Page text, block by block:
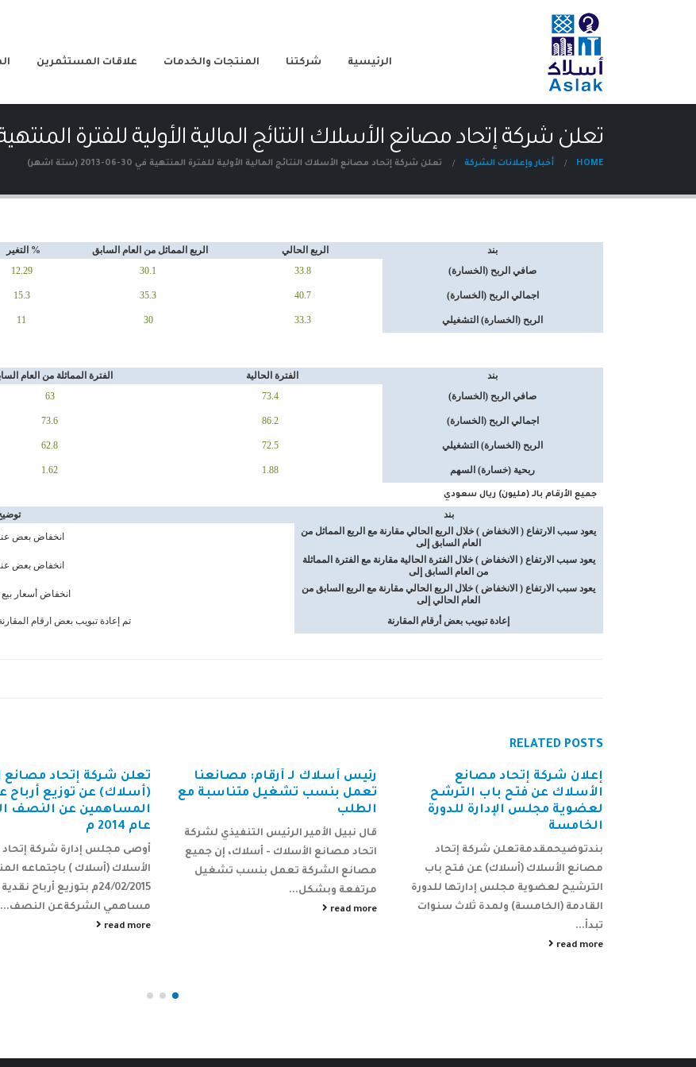
الرئيسية شركتنا المنتجات والخدمات علاقات المستثمرين
تعلن شركة إتحاد مصانع الأسلاك النتائج المالية الأولية للفترة المنتهية في 30-06-2013 (ستة
HOME أخبار وإعلانات الشركة تعلن شركة إتحاد مصانع الأسلاك النتائج المالية الأولية للفترة المنتهية في 30-06-2013 (ستة اشهر)
بند الربع الحالي الربع المماثل من العام السابق % التغير
صافي الربح (الخسارة)
33.8
30.1
12.29
اجمالي الربح (الخسارة) 40.7
35.3
15.3
الربح (الخسارة) التشغيلي 33.3
30
11
بند الفترة الحالية الفترة المماثلة من العام
صافي الربح (الخسارة)
73.4
63
اجمالي الربح (الخسارة) 86.2
73.6
الربح (الخسارة) التشغيلي 72.5
62.8
ربحية (خسارة) السهم 1.88
1.62
جميع الأرقام بالـ (مليون) ريال سعودي
بند
يعود سبب الارتفاع ( الانخفاض ) خلال الربع الحالي مقارنة مع الربع المماثل من
العام السابق إلى
انخفاض بعض
يعود سبب الارتفاع ( الانخفاض ) خلال الفترة الحالية مقارنة مع الفترة المماثلة
من العام السابق إلى
انخفاض بعض
يعود سبب الارتفاع ( الانخفاض ) خلال الربع الحالي مقارنة مع الربع السابق من
العام الحالي إلى
انخفاض أسعار
إعادة تبويب بعض أرقام المقارنة تم إعادة تبويب بعض ارقام
RELATED POSTS
إعلان شركة إتحاد مصانع
الأسلاك عن فتح باب الترشح
لعضوية مجلس الإدارة للدورة
الخامسة
بندتوضيحمقدمةتعلن شركة إتحاد
مصانع الأسلاك (أسلاك) عن فتح باب
الترشيح لعضوية مجلس إدارتها للدورة
القادمة (الخامسة) ولمدة ثلاث سنوات
تبدأ...
read more
رئيس أسلاك لـ أرقام: مصانعنا
تعمل بنسب تشغيل متناسبة مع
الطلب
قال نبيل الأمير الرئيس التنفيذي لشركة
اتحاد مصانع الأسلاك - أسلاك، إن جميع
مصانع الشركة تعمل بنسب تشغيل
مرتفعة وبشكل...
read more
تعلن شركة إتحاد مصانع
(أسلاك) عن توزيع أرباح
المساهمين عن النصف
عام 2014 م
أوصى مجلس إدارة شركة
الأسلاك (أسلاك ) باجتماعه
24/02/2015م بتوزيع أرباح
مساهمي الشركةعن النصف...
read more